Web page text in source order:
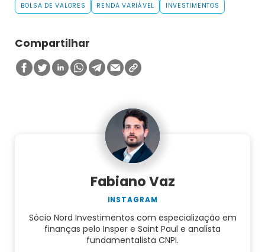
BOLSA DE VALORES RENDA VARIÁVEL INVESTIMENTOS
Compartilhar
Fabiano Vaz
INSTAGRAM
Sócio Nord Investimentos com especialização em
finanças pelo Insper e Saint Paul e analista
fundamentalista CNPI.